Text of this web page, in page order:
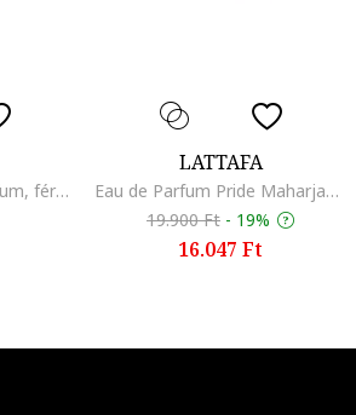
Pride Hala Eau de Parfum, férfi, 100 ml
LATTAFA
Eau de Parfum Pride Maharjan Gold, uniszex, 100 ml
19.900 Ft - 19%
16.047 Ft